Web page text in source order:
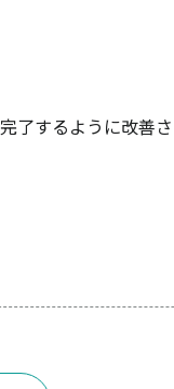
了するように改善